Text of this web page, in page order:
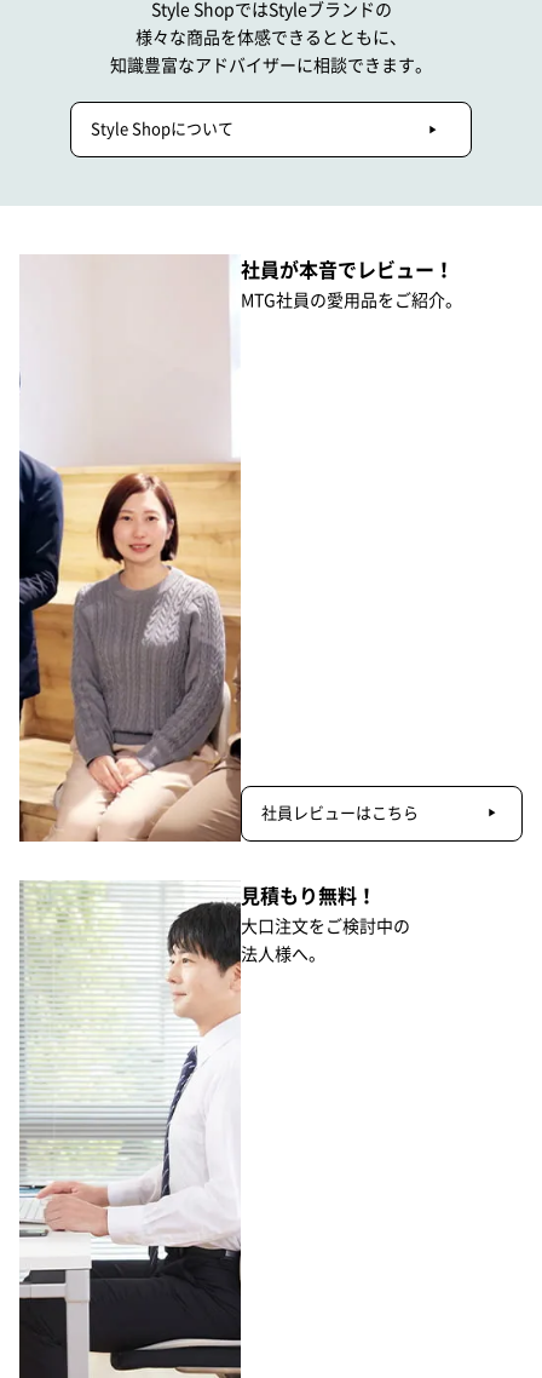
Style ShopではStyleブランドの
様々な商品を体感できるとともに、
知識豊富なアドバイザーに相談できます。
Style Shopについて
社員が本音でレビュー！
MTG社員の愛用品をご紹介。
社員レビューはこちら
見積もり無料！
大口注文をご検討中の
法人様へ。